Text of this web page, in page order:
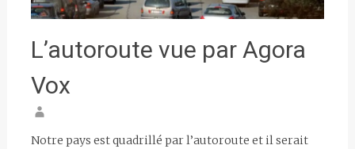
L’autoroute vue par Agora
Vox
Notre pays est quadrillé par l’autoroute et il serait